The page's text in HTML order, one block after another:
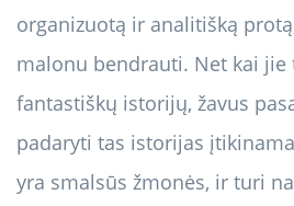
organizuotą ir analitišką
malonu bendrauti. Net kai jie
fantastiškų istorijų, žavus
padaryti tas istorijas
yra smalsūs žmonės, ir turi